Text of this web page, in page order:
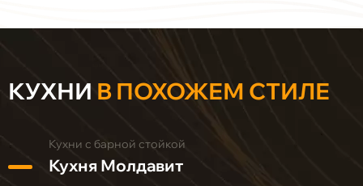
КУХНИ В ПОХОЖЕМ СТИЛЕ
Кухни с барной стойкой
Кухня Молдавит